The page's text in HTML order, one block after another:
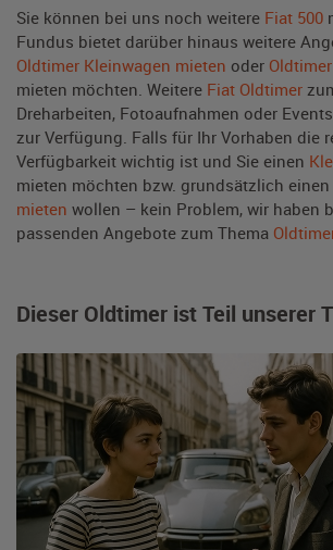
Sie können bei uns noch weitere Fiat 500
Fundus bietet darüber hinaus weitere
Oldtimer Kleinwagen mieten oder
mieten möchten. Weitere Fiat Oldtimer
Dreharbeiten, Fotoaufnahmen oder
zur Verfügung. Falls für Ihr Vorhaben die
Verfügbarkeit wichtig ist und Sie einen
mieten möchten bzw. grundsätzlich einen
mieten wollen – kein Problem, wir haben
passenden Angebote zum Thema
Dieser Oldtimer ist Teil unserer